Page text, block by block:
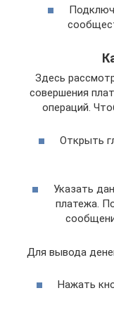
Здесь
совершения
операций.
Открыть
Указать
платежа.
Для вывода
Нажать